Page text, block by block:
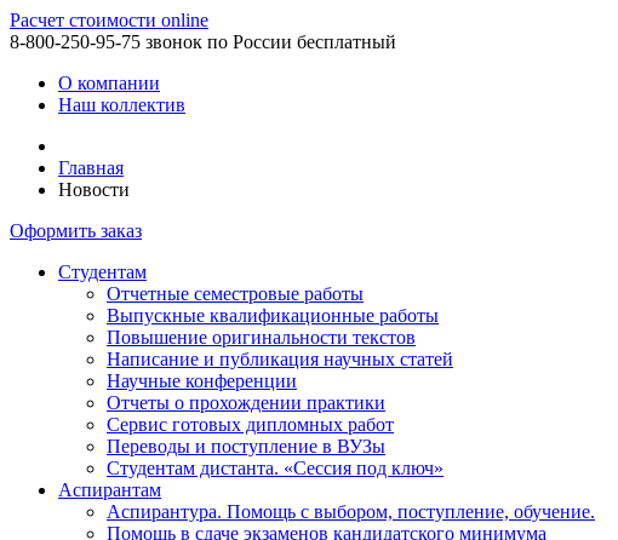
Расчет стоимости online
8-800-250-95-75 звонок по России бесплатный
О компании
Наш коллектив
Главная
Новости
Оформить заказ
Студентам
Отчетные семестровые работы
Выпускные квалификационные работы
Повышение оригинальности текстов
Написание и публикация научных статей
Научные конференции
Отчеты о прохождении практики
Сервис готовых дипломных работ
Переводы и поступление в ВУЗы
Студентам дистанта. «Сессия под ключ»
Аспирантам
Аспирантура. Помощь с выбором, поступление, обучение.
Помощь в сдаче экзаменов кандидатского минимума